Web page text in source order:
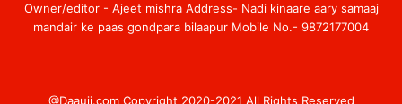
Owner/editor - Ajeet mishra Address- Nadi kinaare aary samaaj
mandair ke paas gondpara bilaapur Mobile No.- 9872177004
@Daauji.com Copyright 2020-2021 All Rights Reserved